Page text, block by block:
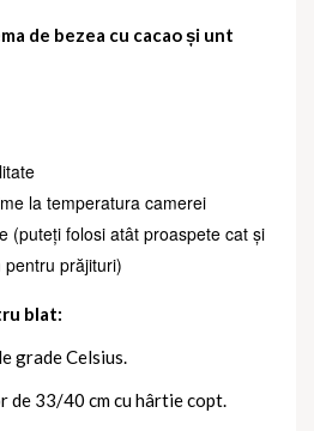
de bezea cu cacao și unt
la temperatura camerei
(puteți folosi atât proaspete cat și
prăjituri)
blat:
grade Celsius.
de 33/40 cm cu hârtie copt.